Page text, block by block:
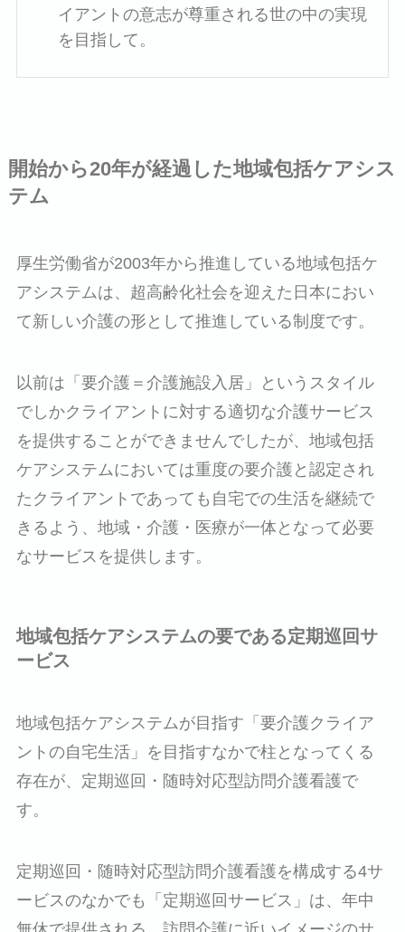
イアントの意志が尊重される世の中の実現
を目指して。
開始から20年が経過した地域包括ケアシス
テム
厚生労働省が2003年から推進している地域包括ケ
アシステムは、超高齢化社会を迎えた日本におい
て新しい介護の形として推進している制度です。
以前は「要介護＝介護施設入居」というスタイル
でしかクライアントに対する適切な介護サービス
を提供することができませんでしたが、地域包括
ケアシステムにおいては重度の要介護と認定され
たクライアントであっても自宅での生活を継続で
きるよう、地域・介護・医療が一体となって必要
なサービスを提供します。
地域包括ケアシステムの要である定期巡回サ
ービス
地域包括ケアシステムが目指す「要介護クライア
ントの自宅生活」を目指すなかで柱となってくる
存在が、定期巡回・随時対応型訪問介護看護で
す。
定期巡回・随時対応型訪問介護看護を構成する4サ
ービスのなかでも「定期巡回サービス」は、年中